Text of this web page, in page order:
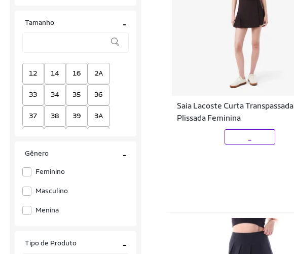
Converse
Crisconf
FARM
Gloss
Il Shin
Infanti
Lacoste
Tamanho -
12 14 16 2A
33 34 35 36
37 38 39 3A
44
Gênero -
Feminino
Masculino
Menina
Tipo de Produto -
Saia Lacoste Curta Transpassada
Plissada Feminina